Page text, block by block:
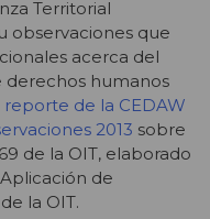
Territorial
observaciones que
acerca del
humanos
de la CEDAW
2013 sobre
de la OIT, elaborado
de
la OIT.